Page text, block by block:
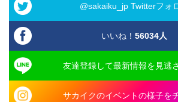
@sakaiku_jp Twitterフォ
いいね！ 56034人
友達登録して最新情報を見逃
サカイクのイベントの様子を